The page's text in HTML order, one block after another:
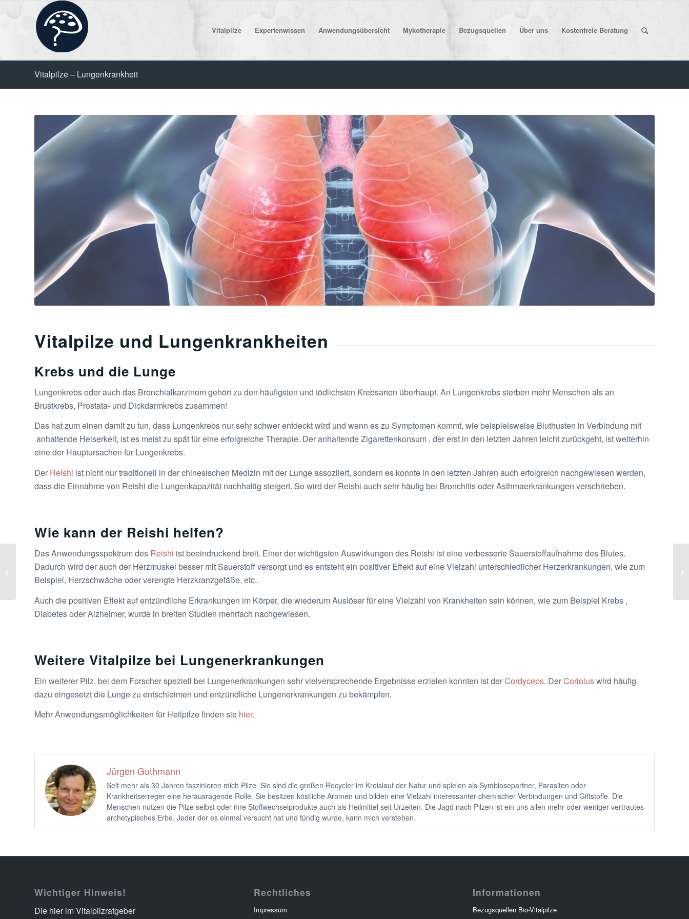
Vitalpilze Expertenwissen Anwendungsübersicht Mykotherapie Bezugsquellen Über uns Kostenfreie Beratung
Vitalpilze – Lungenkrankheit
Vitalpilze und Lungenkrankheiten
Krebs und die Lunge
Lungenkrebs oder auch das Bronchialkarzinom gehört zu den häufigsten und tödlichsten Krebsarten überhaupt. An Lungenkrebs sterben mehr Menschen als an
Brustkrebs, Prostata- und Dickdarmkrebs zusammen!
Das hat zum einen damit zu tun, dass Lungenkrebs nur sehr schwer entdeckt wird und wenn es zu Symptomen kommt, wie beispielsweise Bluthusten in Verbindung mit
anhaltende Heiserkeit, ist es meist zu spät für eine erfolgreiche Therapie. Der anhaltende Zigarettenkonsum , der erst in den letzten Jahren leicht zurückgeht, ist weiterhin
eine der Hauptursachen für Lungenkrebs.
Der Reishi ist nicht nur traditionell in der chinesischen Medizin mit der Lunge assoziiert, sondern es konnte in den letzten Jahren auch erfolgreich nachgewiesen werden,
dass die Einnahme von Reishi die Lungenkapazität nachhaltig steigert. So wird der Reishi auch sehr häufig bei Bronchitis oder Asthmaerkrankungen verschrieben.
Wie kann der Reishi helfen?
Das Anwendungsspektrum des Reishi ist beeindruckend breit. Einer der wichtigsten Auswirkungen des Reishi ist eine verbesserte Sauerstoffaufnahme des Blutes.
Dadurch wird der auch der Herzmuskel besser mit Sauerstoff versorgt und es entsteht ein positiver Effekt auf eine Vielzahl unterschiedlicher Herzerkrankungen, wie zum
Beispiel, Herzschwäche oder verengte Herzkranzgefäße, etc..
Auch die positiven Effekt auf entzündliche Erkrankungen im Körper, die wiederum Auslöser für eine Vielzahl von Krankheiten sein können, wie zum Beispiel Krebs ,
Diabetes oder Alzheimer, wurde in breiten Studien mehrfach nachgewiesen.
Weitere Vitalpilze bei Lungenerkrankungen
Ein weiterer Pilz, bei dem Forscher speziell bei Lungenerkrankungen sehr vielversprechende Ergebnisse erzielen konnten ist derCordyceps. DerCorioluswird häufig
dazu eingesetzt die Lunge zu entschleimen und entzündliche Lungenerkrankungen zu bekämpfen.
Mehr Anwendungsmöglichkeiten für Heilpilze finden sie hier.
Jürgen Guthmann
Seit mehr als 30 Jahren faszinieren mich Pilze. Sie sind die großen Recycler im Kreislauf der Natur und spielen als Symbiosepartner, Parasiten oder
Krankheitserreger eine herausragende Rolle. Sie besitzen köstliche Aromen und bilden eine Vielzahl interessanter chemischer Verbindungen und Giftstoffe. Die
Menschen nutzen die Pilze selbst oder ihre Stoffwechselprodukte auch als Heilmittel seit Urzeiten. Die Jagd nach Pilzen ist ein uns allen mehr oder weniger vertrautes
archetypisches Erbe. Jeder der es einmal versucht hat und fündig wurde, kann mich verstehen.
Wichtiger Hinweis!
Die hier im Vitalpilzratgeber
Rechtliches
Impressum
Informationen
Bezugsquellen Bio-Vitalpilze
Demenz Vitalpilze